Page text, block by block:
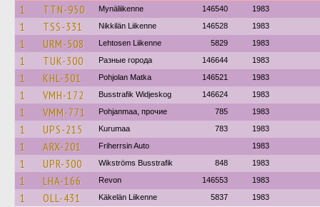
1 TTN-950 Mynäliikenne 146540 1983
1 TSS-331 Nikkilän Liikenne 146528 1983
1 URM-508 Lehtosen Liikenne 5829 1983
1 TUK-300 Разные города 146644 1983
1 KHL-301 Pohjolan Matka 146521 1983
1 VMH-172 Busstrafik Widjeskog 146624 1983
1 VMM-771 Pohjanmaa, прочие 785 1983
1 UPS-215 Kurumaa 783 1983
1 ARX-201 Friherrsin Auto 1983
1 UPR-300 Wikströms Busstrafik 848 1983
1 LHA-166 Revon 146553 1983
1 OLL-431 Käkelän Liikenne 5837 1983